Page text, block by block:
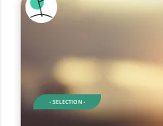
- SELECTION -